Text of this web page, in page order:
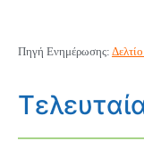
Πηγή Ενημέρωσης: